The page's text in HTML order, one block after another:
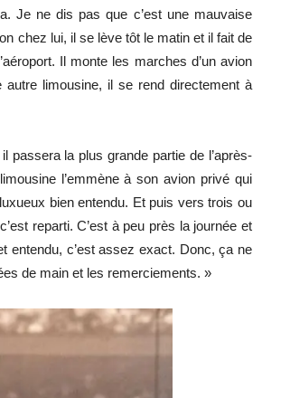
Je ne dis pas que c’est une mauvaise
chez lui, il se lève tôt le matin et il fait de
Il monte les marches d’un avion
limousine, il se rend directement à
passera la plus grande partie de l’après-
l’emmène à son avion privé qui
bien entendu. Et puis vers trois ou
reparti. C’est à peu près la journée et
entendu, c’est assez exact. Donc, ça ne
de main et les remerciements. »